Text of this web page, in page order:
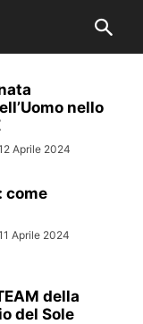
nello
Aprile 2024
come
Aprile 2024
della
del Sole